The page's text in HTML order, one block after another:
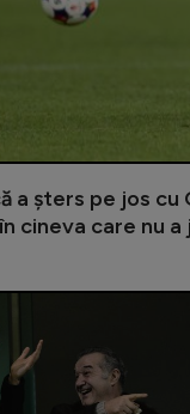
a șters pe jos cu
cineva care nu